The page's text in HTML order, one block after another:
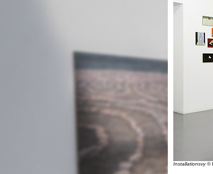
Installationsvy©